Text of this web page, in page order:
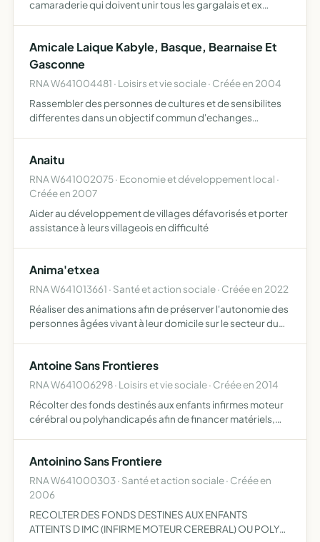
camaraderie qui doivent unir tous les gargalais et ex
Amicale Laique Kabyle, Basque, Bearnaise Et
Gasconne
RNA W641004481 · Loisirs et vie sociale · Créée en 2004
Rassembler des personnes de cultures et de sensibilites
differentes dans un objectif commun d'echanges
Anaitu
RNA W641002075 · Economie et développement local ·
Créée en 2007
Aider au développement de villages défavorisés et porter
assistance à leurs villageois en difficulté
Anima'etxea
RNA W641013661 · Santé et action sociale · Créée en 2022
Réaliser des animations afin de préserver l'autonomie des
personnes âgées vivant à leur domicile sur le secteur du
Antoine Sans Frontieres
RNA W641006298 · Loisirs et vie sociale · Créée en 2014
Récolter des fonds destinés aux enfants infirmes moteur
cérébral ou polyhandicapés afin de financer matériels,
Antoinino Sans Frontiere
RNA W641000303 · Santé et action sociale · Créée en
2006
RECOLTER DES FONDS DESTINES AUX ENFANTS
ATTEINTS D IMC (INFIRME MOTEUR CEREBRAL) OU POLY